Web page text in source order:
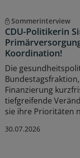
Sommerinterview
CDU-Politikerin
Koordination!
Die
Finanzierung
tiefgreifende
sie ihre Prioritäten
30.07.2026